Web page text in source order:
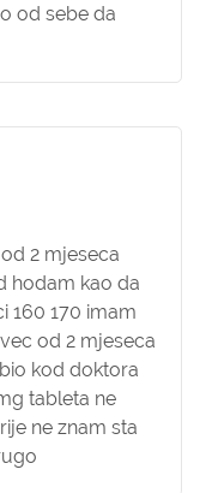
od sebe da
2 mjeseca
hodam kao da
160 170 imam
od 2 mjeseca
kod doktora
tableta ne
ne znam sta